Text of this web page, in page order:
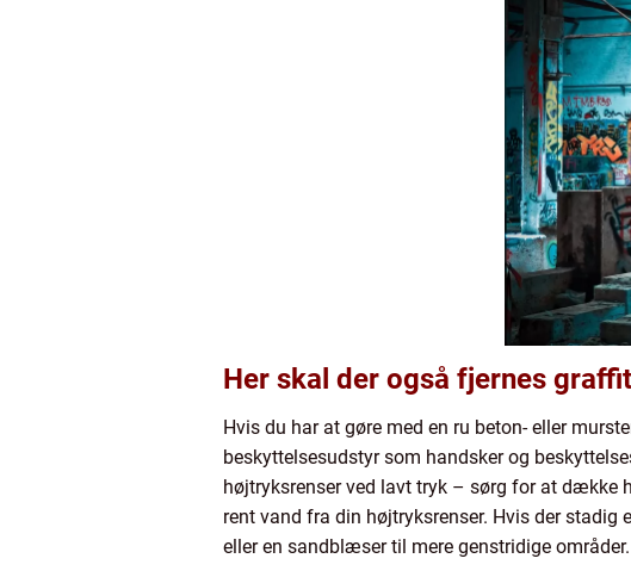
Her skal der også fjernes
Hvis du har at gøre med en ru beton- eller
beskyttelsesudstyr som handsker og
højtryksrenser ved lavt tryk – sørg for at dække
rent vand fra din højtryksrenser. Hvis der
eller en sandblæser til mere genstridige områder.